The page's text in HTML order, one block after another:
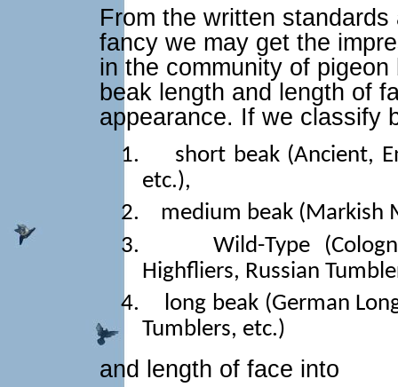
From the written
fancy we may get the
in the community of
beak length and length of
appearance. If we classify
1.
short beak (Ancient,
etc.),
2.
medium beak (Markish
3.
Wild-Type
Highfliers, Russian
4.
long beak (German
Tumblers, etc.)
and length of face into